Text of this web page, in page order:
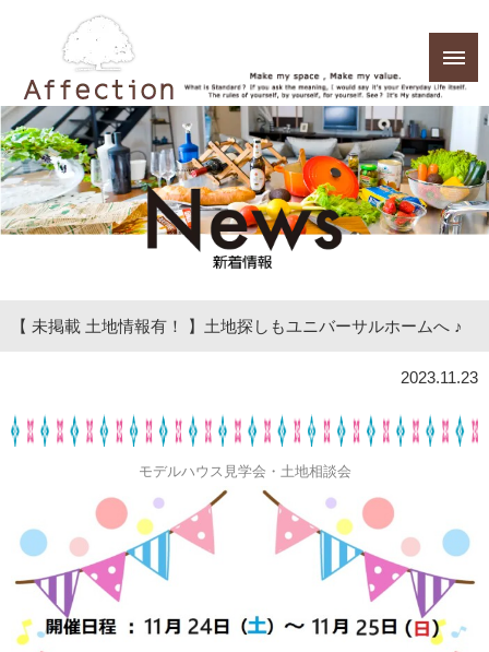
【 未掲載 土地情報有！ 】土地探しもユニバーサルホームへ ♪
2023.11.23
モデルハウス見学会・土地相談会